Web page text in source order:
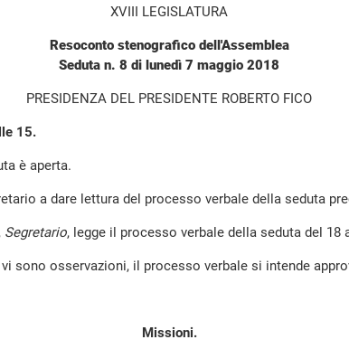
XVIII LEGISLATURA
Resoconto stenografico dell'Assemblea
Seduta n. 8 di lunedì 7 maggio 2018
PRESIDENZA DEL PRESIDENTE ROBERTO FICO
15.
è aperta.
a dare lettura del processo verbale della seduta
, Segretario, legge il processo verbale della seduta del 18
vi sono osservazioni, il processo verbale si intende
Missioni.